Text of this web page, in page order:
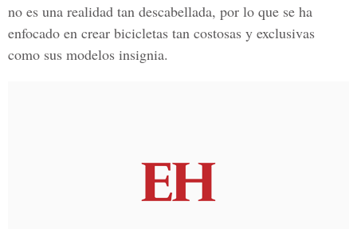
no es una realidad tan descabellada, por lo que se ha
enfocado en crear bicicletas tan costosas y exclusivas
como sus modelos insignia.